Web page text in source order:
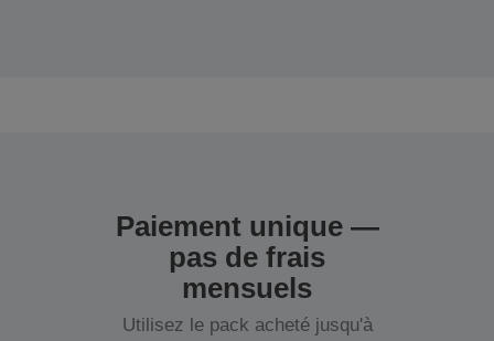
Paiement unique —
pas de frais
mensuels
Utilisez le pack acheté jusqu'à